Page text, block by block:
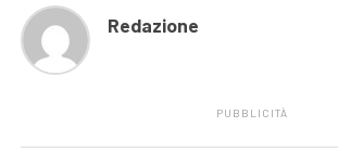
Redazione
PUBBLICITÀ